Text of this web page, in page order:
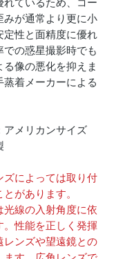
みが通常より更に小
定性と面精度に優れ
での惑星撮影時でも
る像の悪化を抑えま
蒸着メーカーによる
アメリカンサイズ
によっては取り付
があります。
線の入射角度に依
。性能を正しく発揮
レンズや望遠鏡との